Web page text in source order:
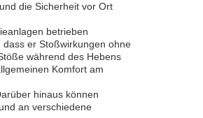
die Sicherheit vor Ort
betrieben
er Stoßwirkungen ohne
während des Hebens
Komfort am
hinaus können
an verschiedene